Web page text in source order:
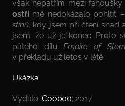
však nepatřím mezi fanoušky
ostří mě nedokázalo pohltit
stínů, kdy jsem při čtení snad
jsem, že už je konec. Proto
pátého díluEmpire of
v překladu už letos v létě.
Ukázka
Vydalo: Cooboo; 2017